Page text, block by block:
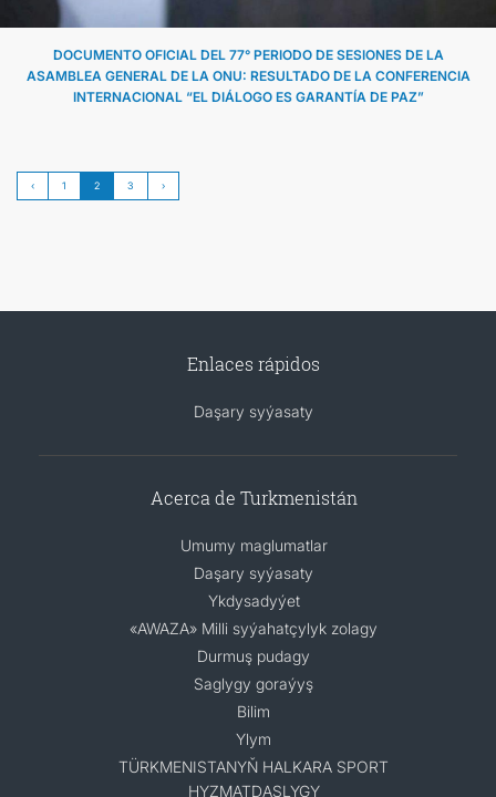
DOCUMENTO OFICIAL DEL 77° PERIODO DE SESIONES DE LA
ASAMBLEA GENERAL DE LA ONU: RESULTADO DE LA CONFERENCIA
INTERNACIONAL “EL DIÁLOGO ES GARANTÍA DE PAZ”
‹ 1 2 3 ›
Enlaces rápidos
Daşary syýasaty
Acerca de Turkmenistán
Umumy maglumatlar
Daşary syýasaty
Ykdysadyýet
«AWAZA» Milli syýahatçylyk zolagy
Durmuş pudagy
Saglygy goraýyş
Bilim
Ylym
TÜRKMENISTANYŇ HALKARA SPORT
HYZMATDAŞLYGY